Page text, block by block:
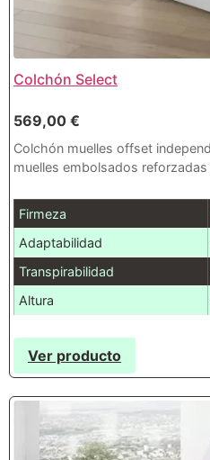
Colchón Select
569,00 €
Colchón muelles offset
muelles embolsados reforzadas
Firmeza
Adaptabilidad
Transpirabilidad
Altura
Ver producto